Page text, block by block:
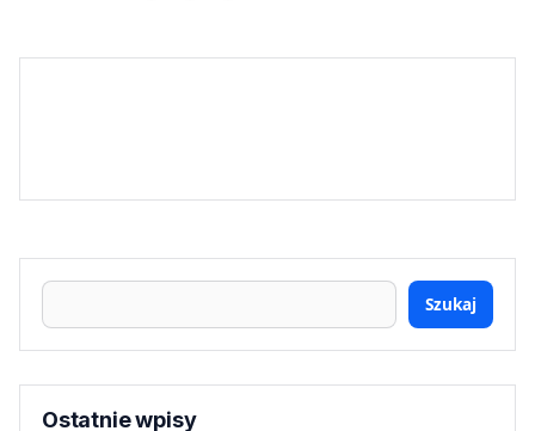
Szukaj
Ostatnie wpisy